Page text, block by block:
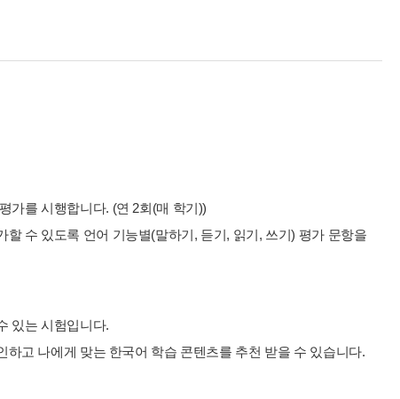
가를 시행합니다. (연 2회(매 학기))
수 있도록 언어 기능별(말하기, 듣기, 읽기, 쓰기) 평가 문항을
있는 시험입니다.
고 나에게 맞는 한국어 학습 콘텐츠를 추천 받을 수 있습니다.